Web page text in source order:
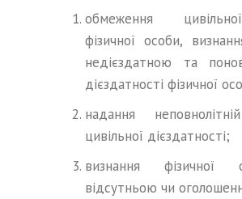
обмеження
фізичної особи,
недієздатною та
дієздатності фізичної
надання
цивільної дієздатності;
визнання фізичної
відсутньою чи